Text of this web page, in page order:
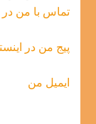
تماس با من در
پیج من در
ایمیل من